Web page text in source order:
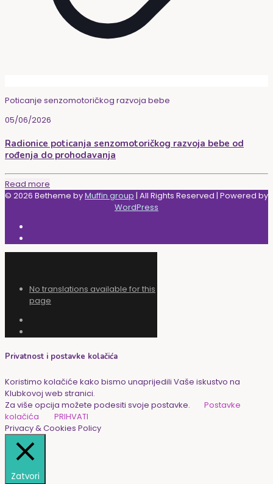
Poticanje senzomotoričkog razvoja bebe
05/06/2026
Radionice poticanja senzomotoričkog razvoja bebe od
rođenja do prohodavanja
Read more
© 2026 Betheme byMuffin group | All Rights Reserved | Powered by
WordPress
No translations available for this
page
Privatnost i postavke kolačića
Koristimo kolačiće kako bismo unaprijedili Vaše iskustvo na
Klubkovoj web stranici.
Za više opcija možete podesiti svoje postavke.
Postavke
kolačića
PRIHVATI
Privacy & Cookies Policy
Zatvori